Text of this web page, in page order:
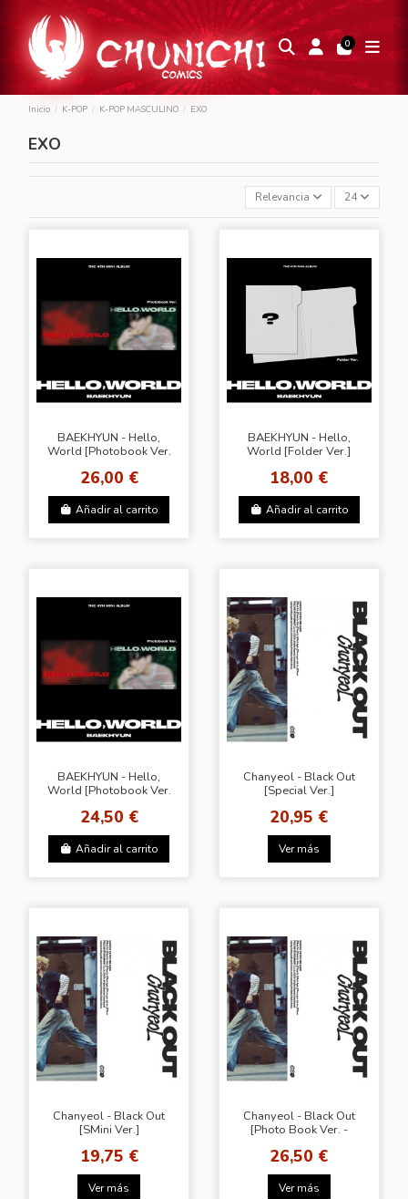
0
Inicio K-POP K-POP MASCULINO EXO
EXO
Relevancia 24
BAEKHYUN - Hello,
World [Photobook Ver.
26,00 €
Añadir al carrito
BAEKHYUN - Hello,
World [Folder Ver.]
18,00 €
Añadir al carrito
BAEKHYUN - Hello,
World [Photobook Ver.
24,50 €
Añadir al carrito
Chanyeol - Black Out
[Special Ver.]
20,95 €
Ver más
Chanyeol - Black Out
[SMini Ver.]
19,75 €
Ver más
Chanyeol - Black Out
[Photo Book Ver. -
26,50 €
Ver más